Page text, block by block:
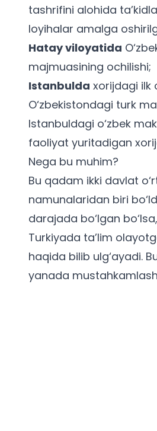
tashrifini alohida
loyihalar amalga
Hatay viloyatida
majmuasining ochilishi;
Istanbulda xorijdagi ilk
O‘zbekistondagi turk
Istanbuldagi o‘zbek
faoliyat yuritadigan
Nega bu muhim?
Bu qadam ikki davlat
namunalaridan biri
darajada bo‘lgan
Turkiyada ta’lim
haqida bilib ulg‘ayadi.
yanada